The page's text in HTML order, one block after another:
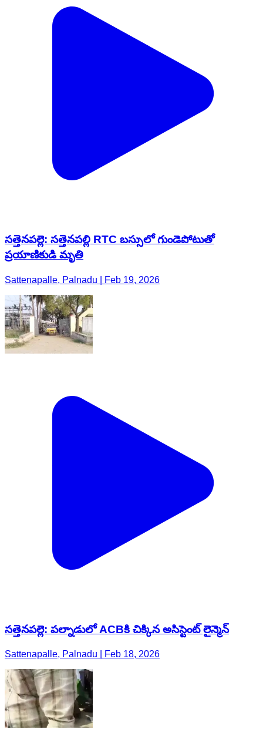
సత్తెనపల్లె: సత్తెనపల్లి RTC బస్సులో గుండెపోటుతో
ప్రయాణికుడి మృతి
Sattenapalle, Palnadu | Feb 19, 2026
సత్తెనపల్లె: పల్నాడులో ACBకి చిక్కిన అసిస్టెంట్ లైన్మెన్
Sattenapalle, Palnadu | Feb 18, 2026